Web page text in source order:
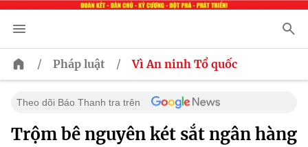
/ Pháp luật / Vì An ninh Tổ quốc
Theo dõi Báo Thanh tra trên
Trộm bê nguyên két sắt ngân hàng